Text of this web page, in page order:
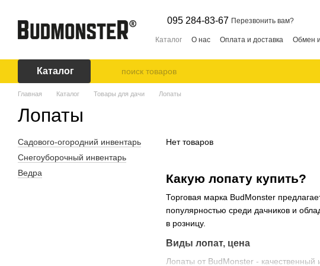
095 284-83-67 Перезвонить вам?
Каталог О нас Оплата и доставка Обмен
Каталог
Главная Каталог Товары для дачи Лопаты
Лопаты
Какую лопату купить?
Торговая марка BudMonster
популярностью среди дачников и
в розницу.
Виды лопат, цена
Лопаты от BudMonster -
Нет товаров
Садового-огородний инвентарь
Снегоуборочный инвентарь
Ведра